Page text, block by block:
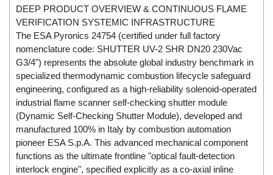
Driesen Kern
Dropsa Vietnam
Druck
DSTI
DUCATI
Duclean
Dukin Besko
Dunkermotoren
Durag
DEEP PRODUCT OVERVIEW & CONTINUOUS FLAME
VERIFICATION SYSTEMIC INFRASTRUCTURE
The ESA Pyronics 24754 (certified under full factory
nomenclature code: SHUTTER UV-2 SHR DN20 230Vac
G3/4") represents the absolute global industry benchmark in
specialized thermodynamic combustion lifecycle safeguard
engineering, configured as a high-reliability solenoid-operated
industrial flame scanner self-checking shutter module
(Dynamic Self-Checking Shutter Module), developed and
manufactured 100% in Italy by combustion automation
pioneer ESA S.p.A. This advanced mechanical component
functions as the ultimate frontline "optical fault-detection
interlock engine", specified explicitly as a co-axial inline